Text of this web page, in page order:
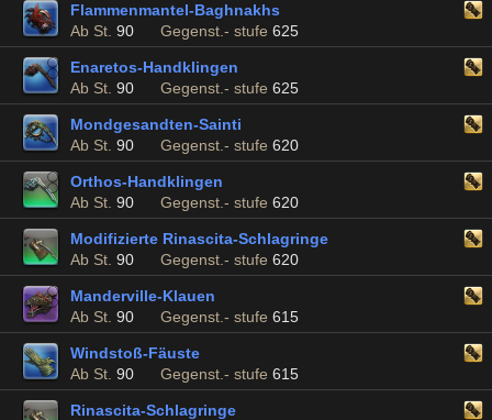
Flammenmantel-Baghnakhs
Ab St. 90 Gegenst.- stufe 625
Enaretos-Handklingen
Ab St. 90 Gegenst.- stufe 625
Mondgesandten-Sainti
Ab St. 90 Gegenst.- stufe 620
Orthos-Handklingen
Ab St. 90 Gegenst.- stufe 620
Modifizierte Rinascita-Schlagringe
Ab St. 90 Gegenst.- stufe 620
Manderville-Klauen
Ab St. 90 Gegenst.- stufe 615
Windstoß-Fäuste
Ab St. 90 Gegenst.- stufe 615
Rinascita-Schlagringe